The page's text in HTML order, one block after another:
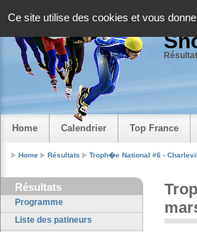
Ce site utilise des cookies et vous
Home Calendrier Top France
Home Résultats Troph�e National #6 -
Résultats
Programme
Liste des patineurs